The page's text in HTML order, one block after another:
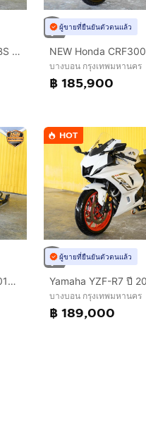
NEW Honda CRF300 L ABS ปี 2025 ดาวห์เริ่มต้นที่ 15,000 บ.
ผู้ขายที่ยืนยันตัวตนแล้ว
บางบอน กรุงเทพมหานคร
฿ 185,900
Kawasaki Ninja ZX 10 ปี2016 ฟรีดาวน์ ออกรถใช้เงิน 0 บาท
HOT
ผู้ขายที่ยืนยันตัวตนแล้ว
บางบอน กรุงเทพมหานคร
฿ 189,000